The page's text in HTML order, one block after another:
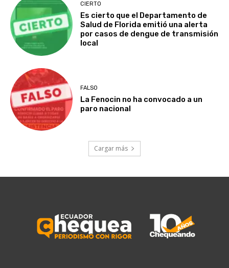
CIERTO
Es cierto que el Departamento de
Salud de Florida emitió una alerta
por casos de dengue de transmisión
local
FALSO
La Fenocin no ha convocado a un
paro nacional
Cargar más